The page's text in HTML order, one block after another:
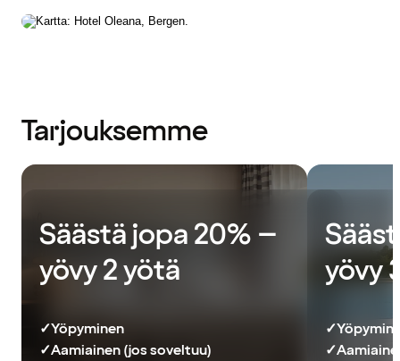
Tarjouksemme
Säästä jopa 20% –
yövy 2 yötä
✓Yöpyminen
✓Aamiainen (jos soveltuu)
yövy
✓
✓